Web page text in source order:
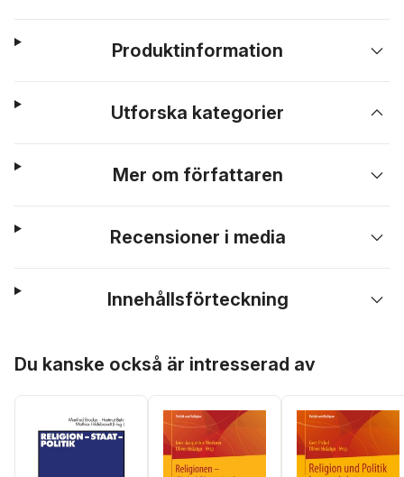
Produktinformation
Utforska kategorier
Mer om författaren
Recensioner i media
Innehållsförteckning
Du kanske också är intresserad av